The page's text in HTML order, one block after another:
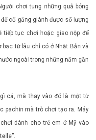
chơi tung những quả bóng
cố gắng giành được số lượng
tiếp tục chơi hoặc giao nộp để
từ lâu chỉ có ở Nhật Bản và
ngoài trong những năm gần
cả, mà thay vào đó là một từ
pachin mà trò chơi tạo ra. Máy
dành cho trẻ em ở Mỹ vào